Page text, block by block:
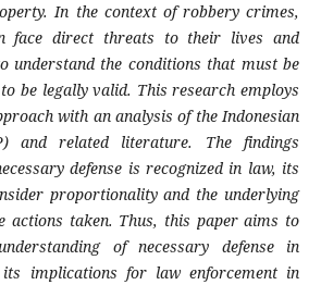
In the context of robbery crimes,
face direct threats to their lives and
understand the conditions that must be
be legally valid. This research employs
with an analysis of the Indonesian
and related literature. The findings
defense is recognized in law, its
proportionality and the underlying
actions taken. Thus, this paper aims to
of necessary defense in
implications for law enforcement in